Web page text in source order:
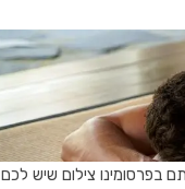
בפרסומינו צילום שיש לכם